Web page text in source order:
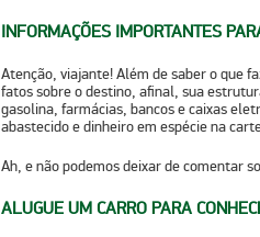
INFORMAÇÕES IMPORTANTES
Atenção, viajante! Além de saber o que
fatos sobre o destino, afinal, sua
gasolina, farmácias, bancos e caixas
abastecido e dinheiro em espécie na
Ah, e não podemos deixar de comentar
ALUGUE UM CARRO PARA